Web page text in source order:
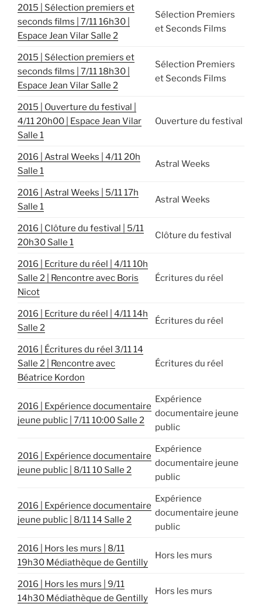
2015 | Sélection premiers et
seconds films | 7/11 16h30 |
Espace Jean Vilar Salle 2
Sélection Premiers
et Seconds Films
2015 | Sélection premiers et
seconds films | 7/11 18h30 |
Espace Jean Vilar Salle 2
Sélection Premiers
et Seconds Films
2015 | Ouverture du festival |
4/11 20h00 | Espace Jean Vilar
Salle 1
Ouverture du festival
2016 | Astral Weeks | 4/11 20h
Salle 1
Astral Weeks
2016 | Astral Weeks | 5/11 17h
Salle 1
Astral Weeks
2016 | Clôture du festival | 5/11
20h30 Salle 1
Clôture du festival
2016 | Ecriture du réel | 4/11 10h
Salle 2 | Rencontre avec Boris
Nicot
Écritures du réel
2016 | Ecriture du réel | 4/11 14h
Salle 2
Écritures du réel
2016 | Écritures du réel 3/11 14
Salle 2 | Rencontre avec
Béatrice Kordon
Écritures du réel
2016 | Expérience documentaire
jeune public | 7/11 10:00 Salle 2
Expérience
documentaire jeune
public
2016 | Expérience documentaire
jeune public | 8/11 10 Salle 2
Expérience
documentaire jeune
public
2016 | Expérience documentaire
jeune public | 8/11 14 Salle 2
Expérience
documentaire jeune
public
2016 | Hors les murs | 8/11
19h30 Médiathèque de Gentilly
Hors les murs
2016 | Hors les murs | 9/11
14h30 Médiathèque de Gentilly
Hors les murs